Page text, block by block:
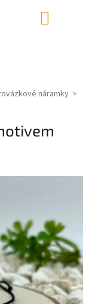
náramky